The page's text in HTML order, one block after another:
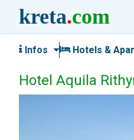
kreta.com
Infos Hotels &
Hotel Aquila